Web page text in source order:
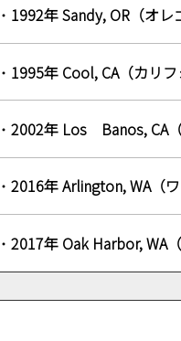
・ 1992年 Sandy, OR（オレ
・ 1995年 Cool, CA（カリフ
・2002年 Los Banos, CA
・2016年 Arlington, WA（
・2017年 Oak Harbor, WA